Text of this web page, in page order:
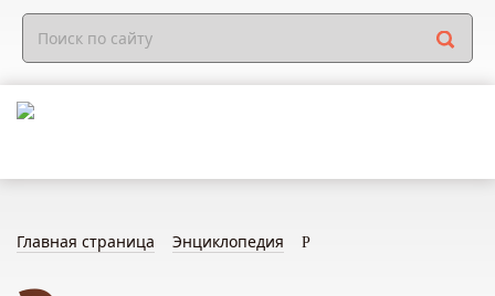
Главная страница Энциклопедия Р